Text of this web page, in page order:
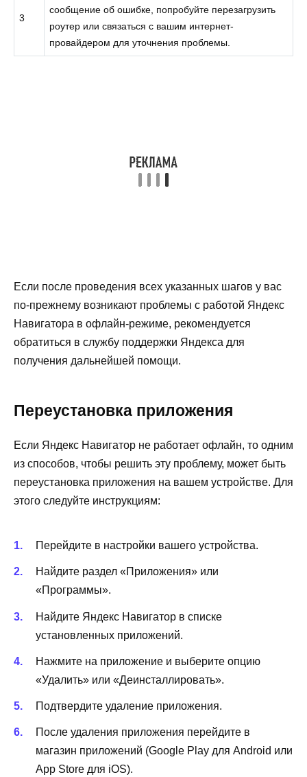
3
сообщение об ошибке, попробуйте перезагрузить
роутер или связаться с вашим интернет-
провайдером для уточнения проблемы.
Если после проведения всех указанных шагов у вас
по-прежнему возникают проблемы с работой Яндекс
Навигатора в офлайн-режиме, рекомендуется
обратиться в службу поддержки Яндекса для
получения дальнейшей помощи.
Переустановка приложения
Если Яндекс Навигатор не работает офлайн, то одним
из способов, чтобы решить эту проблему, может быть
переустановка приложения на вашем устройстве. Для
этого следуйте инструкциям:
Перейдите в настройки вашего устройства.
Найдите раздел «Приложения» или
«Программы».
Найдите Яндекс Навигатор в списке
установленных приложений.
Нажмите на приложение и выберите опцию
«Удалить» или «Деинсталлировать».
Подтвердите удаление приложения.
После удаления приложения перейдите в
магазин приложений (Google Play для Android или
App Store для iOS).